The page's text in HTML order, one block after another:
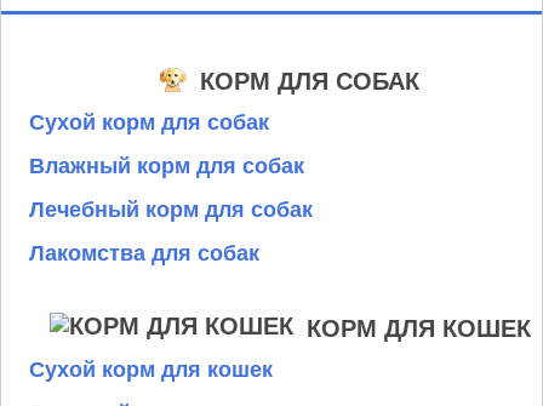
КОРМ ДЛЯ СОБАК
Сухой корм для собак
Влажный корм для собак
Лечебный корм для собак
Лакомства для собак
КОРМ ДЛЯ КОШЕК
Сухой корм для кошек